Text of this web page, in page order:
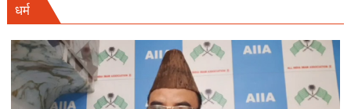
RSS
साधा
धर्म